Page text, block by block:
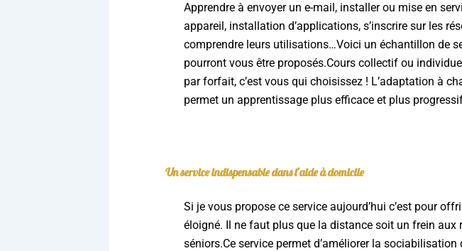
Apprendre à envoyer un e-mail, installer ou mise en
appareil, installation d’applications, s’inscrire sur les
comprendre leurs utilisations…Voici un échantillon de
pourront vous être proposés.Cours collectif ou
par forfait, c’est vous qui choisissez ! L’adaptation à
permet un apprentissage plus efficace et plus
Un service indispensable dans l’aide à domicile
Si je vous propose ce service aujourd’hui c’est pour
éloigné. Il ne faut plus que la distance soit un frein aux
séniors.Ce service permet d’améliorer la